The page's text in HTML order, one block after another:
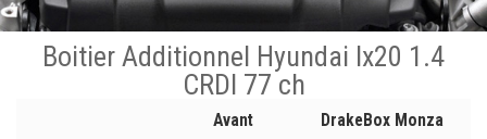
Boitier Additionnel Hyundai Ix20 1.4
CRDI 77 ch
Avant DrakeBox Monza